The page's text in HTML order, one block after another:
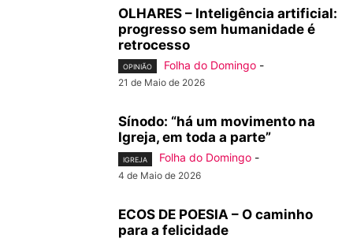
OLHARES – Inteligência artificial:
progresso sem humanidade é
retrocesso
OPINIÃO Folha do Domingo -
21 de Maio de 2026
Sínodo: “há um movimento na
Igreja, em toda a parte”
IGREJA Folha do Domingo -
4 de Maio de 2026
ECOS DE POESIA – O caminho
para a felicidade